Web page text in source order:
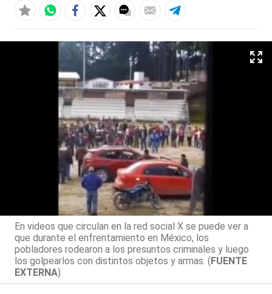
En videos que circulan en la red social X se puede ver a
que durante el enfrentamiento en México, los
pobladores rodearon a los presuntos criminales y luego
los golpearlos con distintos objetos y armas. (FUENTE
EXTERNA)